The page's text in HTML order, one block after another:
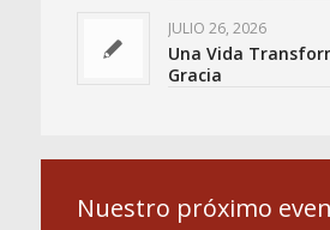
JULIO 26, 2026
Una Vida
Gracia
Nuestro próximo